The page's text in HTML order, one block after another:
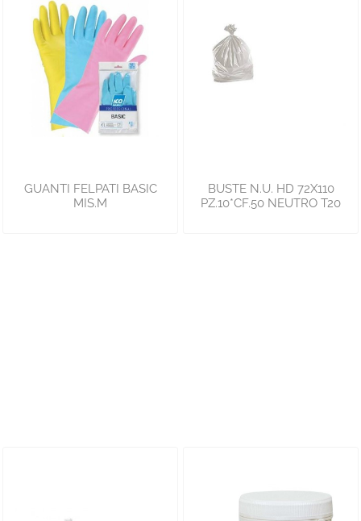
GUANTI FELPATI BASIC
MIS.M
BUSTE N.U. HD 72X110
PZ.10*CF.50 NEUTRO T20